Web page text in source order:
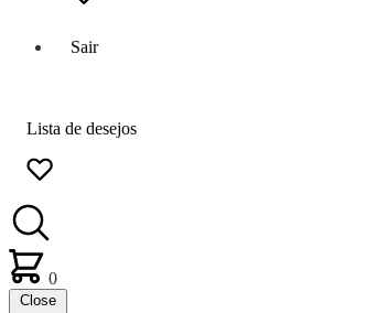
Sair
Lista de desejos
0
Close